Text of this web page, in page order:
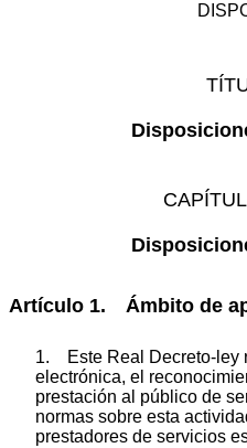
Artículo 1. Ámbito de
1. Este Real Decreto-ley
electrónica, el
prestación al público de
normas sobre esta
prestadores de servicios